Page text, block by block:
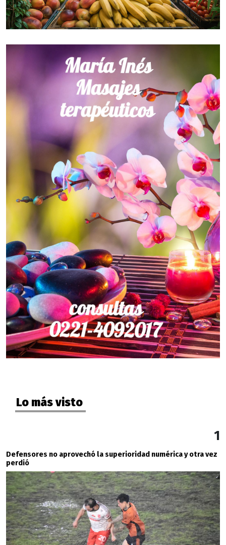
Lo más visto
1
Defensores no aprovechó la superioridad numérica y otra vez
perdió